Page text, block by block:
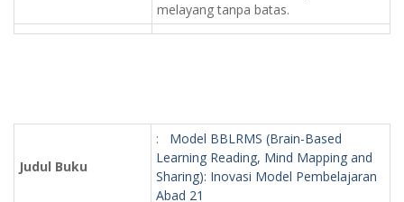
melayang tanpa batas.
Judul Buku
:
Model BBLRMS (Brain-Based
Learning Reading, Mind Mapping and
Sharing): Inovasi Model Pembelajaran
Abad 21